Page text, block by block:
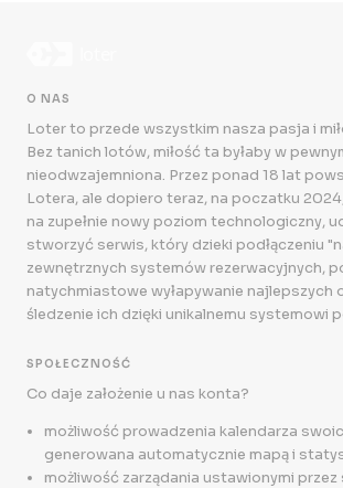
O NAS
Loter to przede wszystkim nasza pasja i
Bez tanich lotów, miłość ta byłaby w
nieodwzajemniona. Przez ponad 18 lat
Lotera, ale dopiero teraz, na poczatku
na zupełnie nowy poziom technologiczny,
stworzyć serwis, który dzieki podłączeniu
zewnętrznych systemów rezerwacyjnych,
natychmiastowe wyłapywanie najlepszych
śledzenie ich dzięki unikalnemu systemowi
SPOŁECZNOŚĆ
Co daje założenie u nas konta?
możliwość prowadzenia kalendarza
generowana automatycznie mapą i
możliwość zarządania ustawionymi przez